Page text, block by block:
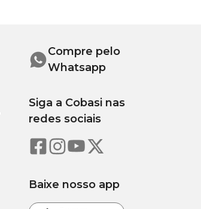
Compre pelo
Whatsapp
Siga a Cobasi nas
redes sociais
Baixe nosso app